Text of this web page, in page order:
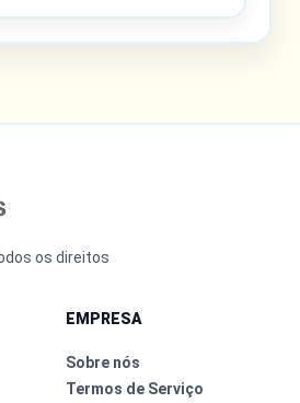
os direitos
EMPRESA
Sobre nós
Termos de Serviço